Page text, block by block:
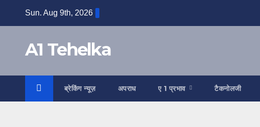
Sun. Aug 9th, 2026
A1 Tehelka
ब्रेकिंग न्यूज़ अपराध ए 1 प्रभाव टैकनोलजी